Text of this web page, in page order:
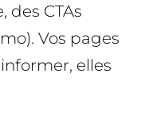
des CTAs
Vos pages
elles